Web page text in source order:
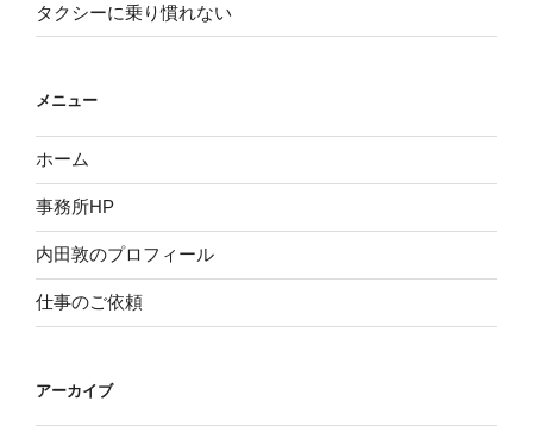
タクシーに乗り慣れない
メニュー
ホーム
事務所HP
内田敦のプロフィール
仕事のご依頼
アーカイブ